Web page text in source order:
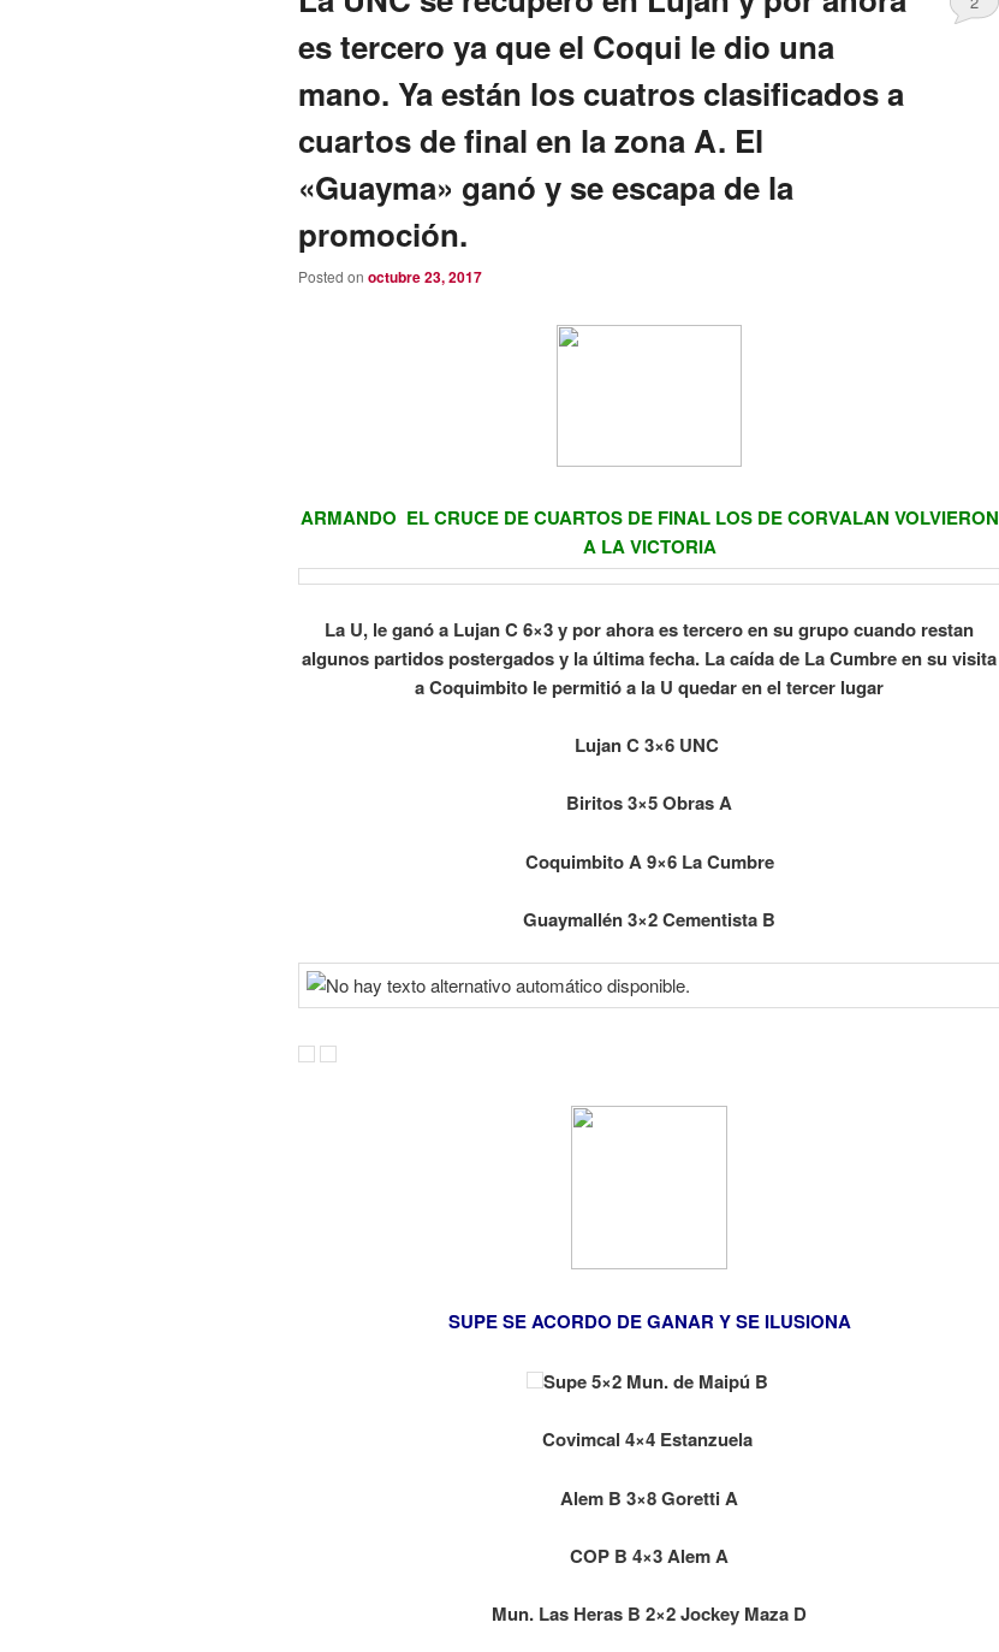
es tercero ya que el Coqui le dio una
mano. Ya están los cuatros clasificados a
cuartos de final en la zona A. El
«Guayma» ganó y se escapa de la
promoción.
Posted on octubre 23, 2017
ARMANDO EL CRUCE DE CUARTOS DE FINAL LOS DE CORVALAN VOLVIERON
A LA VICTORIA
La U, le ganó a Lujan C 6×3 y por ahora es tercero en su grupo cuando restan
algunos partidos postergados y la última fecha. La caída de La Cumbre en su visita
a Coquimbito le permitió a la U quedar en el tercer lugar
Lujan C 3×6 UNC
Biritos 3×5 Obras A
Coquimbito A 9×6 La Cumbre
Guaymallén 3×2 Cementista B
SUPE SE ACORDO DE GANAR Y SE ILUSIONA
Supe 5×2 Mun. de Maipú B
Covimcal 4×4 Estanzuela
Alem B 3×8 Goretti A
COP B 4×3 Alem A
Mun. Las Heras B 2×2 Jockey Maza D